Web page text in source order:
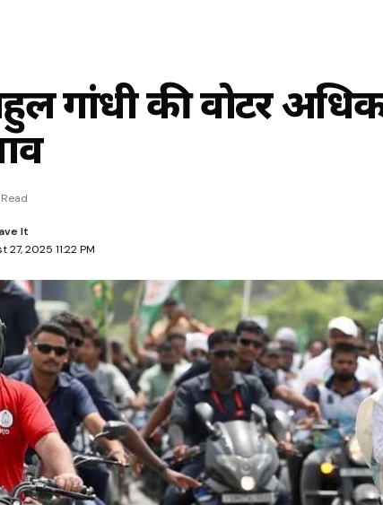
गांधी की वोटर
2025 11:22 PM